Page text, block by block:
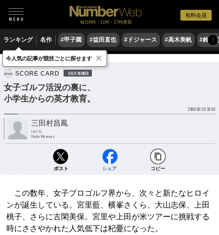
有料会員
毎日6時・11時・17時更新
ランキング 名作 #甲子園 #益田直也 #ドジャース #高木美帆 #鈴木
〉
ゴルフ 女子ゴルフ
SCORE CARD BACK NUMBER
女子ゴルフ活況の裏に、
小学生からの英才教育。
2008/06/26 00:00
三田村昌鳳
text by
Shoho Mitamura
ポスト シェア コピー
この数年、女子プロゴルフ界から、次々と新たなヒロイ
ンが誕生している。宮里藍、横峯さくら、大山志保、上田
桃子、さらに古閑美保。宮里や上田が米ツアーに挑戦する
時にささやかれた人気低下は杞憂になった。
今人気の記事が競技ごとに探せます ×